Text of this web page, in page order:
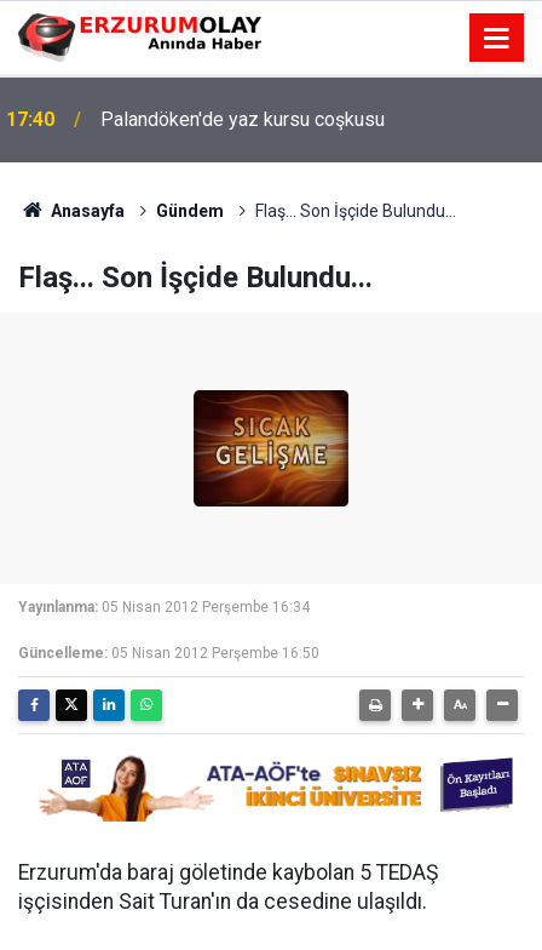
17:40 Palandöken'de yaz kursu coşkusu
Anasayfa Gündem Flaş... Son İşçide Bulundu...
Flaş... Son İşçide Bulundu...
Yayınlanma: 05 Nisan 2012 Perşembe 16:34
Güncelleme: 05 Nisan 2012 Perşembe 16:50
Erzurum'da baraj göletinde kaybolan 5 TEDAŞ
işçisinden Sait Turan'ın da cesedine ulaşıldı.